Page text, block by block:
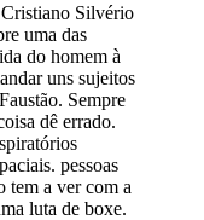
Silvério
uma das
do homem à
uns sujeitos
Sempre
dê errado.
pessoas
tem a ver com a
luta de boxe.